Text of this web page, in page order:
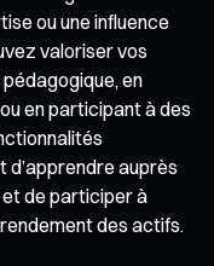
ou une influence
valoriser vos
en
en participant à des
auprès
de participer à
des actifs.